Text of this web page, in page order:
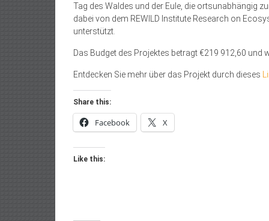
Tag des Waldes und der Eule, die ortsunabhängig
dabei von dem REWILD Institute Research on
unterstützt.
Das Budget des Projektes betragt €219 912,60 und
Entdecken Sie mehr über das Projekt durch dieses
Share this:
Facebook X
Like this: